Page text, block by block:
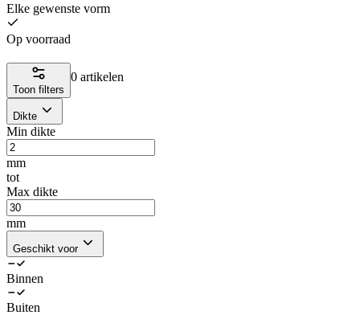
Elke gewenste vorm
Op voorraad
Toon filters
0 artikelen
Dikte
Min dikte
mm
tot
Max dikte
mm
Geschikt voor
Binnen
Buiten